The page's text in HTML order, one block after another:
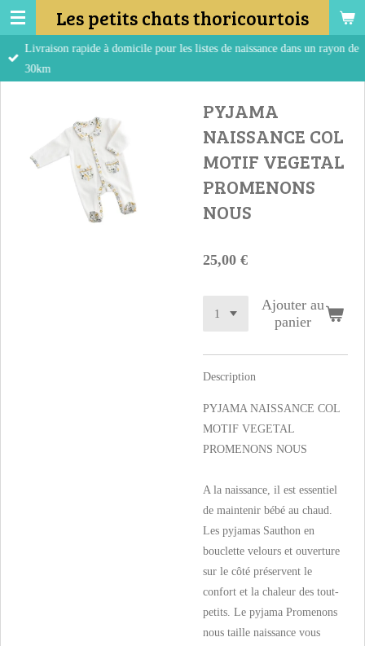
Passer
au
contenu
Les petits chats thoricourtois
Livraison rapide à domicile pour les listes de naissance dans un rayon de
30km
PYJAMA
NAISSANCE COL
MOTIF VEGETAL
PROMENONS
NOUS
25,00 €
Ajouter au
panier
Description
PYJAMA NAISSANCE COL
MOTIF VEGETAL
PROMENONS NOUS
A la naissance, il est essentiel
de maintenir bébé au chaud.
Les pyjamas Sauthon en
bouclette velours et ouverture
sur le côté préservent le
confort et la chaleur des tout-
petits. Le pyjama Promenons
nous taille naissance vous